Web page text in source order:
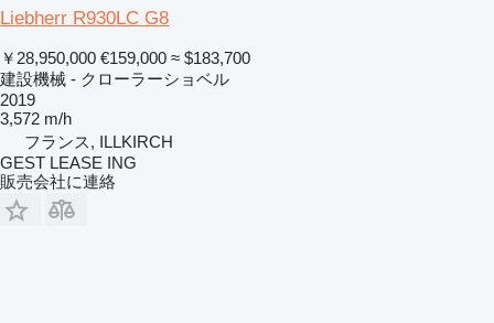
Liebherr R930LC G8
￥28,950,000 €159,000 ≈ $183,700
建設機械 - クローラーショベル
2019
3,572 m/h
フランス, ILLKIRCH
GEST LEASE ING
販売会社に連絡